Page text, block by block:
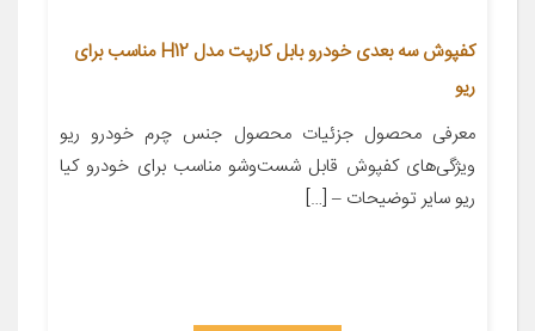
کفپوش سه بعدی خودرو بابل کارپت مدل H12 مناسب برای
ریو
معرفی محصول جزئیات محصول جنس چرم خودرو ریو
ویژگی‌های کفپوش قابل شست‌وشو مناسب برای خودرو کیا
ریو سایر توضیحات – […]